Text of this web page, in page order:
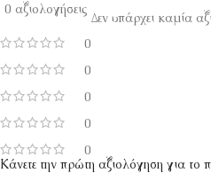
0 αξιολογήσεις
0
0
0
0
0
Δεν υπάρχει καμία
Κάνετε την πρώτη αξιολόγηση για